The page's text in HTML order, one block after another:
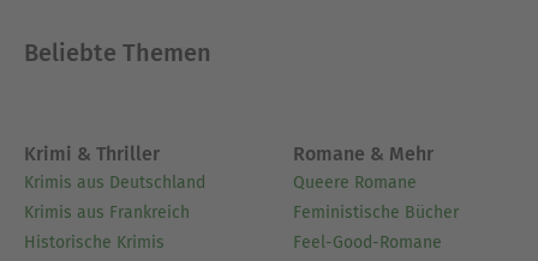
Beliebte Themen
Krimi & Thriller
Krimis aus Deutschland
Krimis aus Frankreich
Historische Krimis
Romane & Mehr
Queere Romane
Feministische Bücher
Feel-Good-Romane